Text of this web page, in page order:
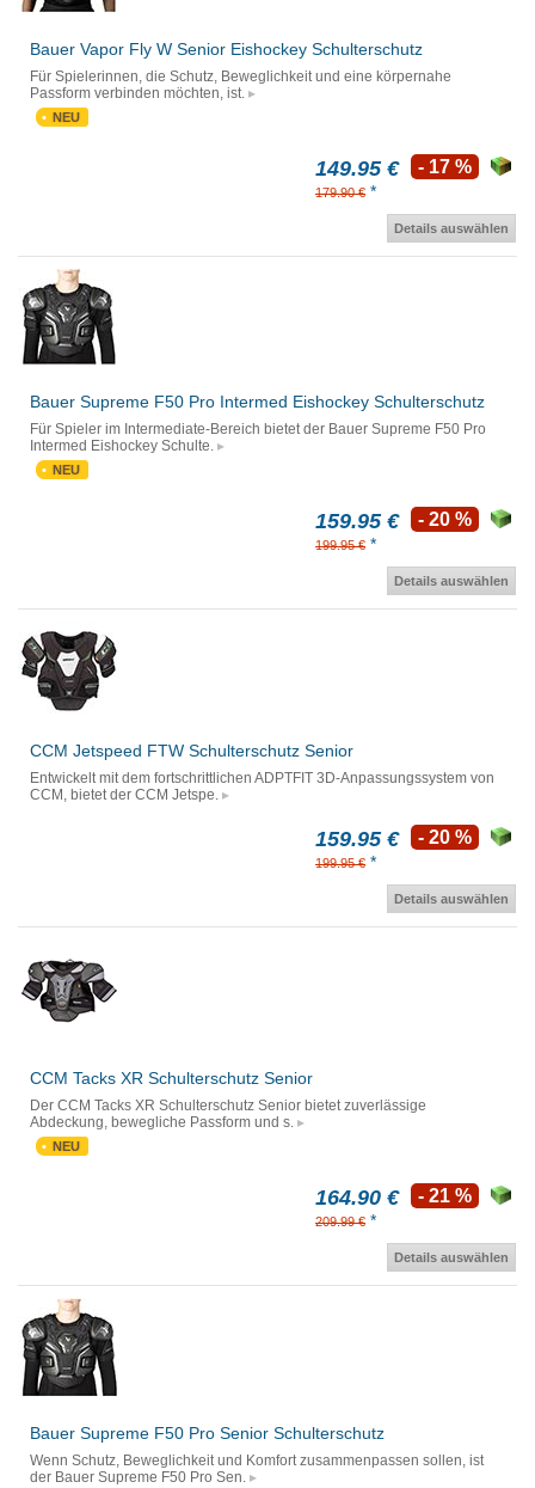
Bauer Vapor Fly W Senior Eishockey Schulterschutz
Für Spielerinnen, die Schutz, Beweglichkeit und eine körpernahe
Passform verbinden möchten, ist.
NEU
149.95 €
179.90 € *
- 17 %
Details auswählen
Bauer Supreme F50 Pro Intermed Eishockey Schulterschutz
Für Spieler im Intermediate-Bereich bietet der Bauer Supreme F50 Pro
Intermed Eishockey Schulte.
NEU
159.95 €
199.95 € *
- 20 %
Details auswählen
CCM Jetspeed FTW Schulterschutz Senior
Entwickelt mit dem fortschrittlichen ADPTFIT 3D-Anpassungssystem von
CCM, bietet der CCM Jetspe.
159.95 €
199.95 € *
- 20 %
Details auswählen
CCM Tacks XR Schulterschutz Senior
Der CCM Tacks XR Schulterschutz Senior bietet zuverlässige
Abdeckung, bewegliche Passform und s.
NEU
164.90 €
209.99 € *
- 21 %
Details auswählen
Bauer Supreme F50 Pro Senior Schulterschutz
Wenn Schutz, Beweglichkeit und Komfort zusammenpassen sollen, ist
der Bauer Supreme F50 Pro Sen.